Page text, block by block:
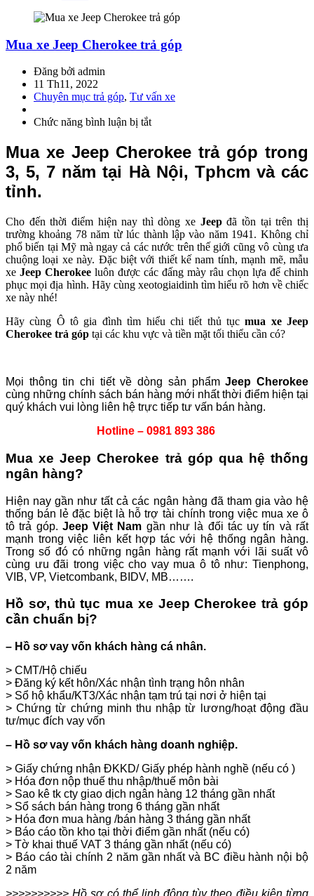
Mua xe Jeep Cherokee trả góp
Đăng bởi admin
11 Th11, 2022
Chuyên mục trả góp, Tư vấn xe
Chức năng bình luận bị tắtở
xe
Jeep
Cherokee
Mua xe Jeep Cherokee trả góp trong
3, 5, 7 năm tại Hà Nội, Tphcm và các
tỉnh.
Cho đến thời điểm hiện nay thì dòng xe Jeepđã tồn tại trên thị
trường khoảng 78 năm từ lúc thành lập vào năm 1941. Không chỉ
phổ biến tại Mỹ mà ngay cả các nước trên thế giới cũng vô cùng ưa
chuộng loại xe này. Đặc biệt với thiết kế nam tính, mạnh mẽ, mẫu
xe Jeep Cherokee luôn được các đấng mày râu chọn lựa để chinh
phục mọi địa hình. Hãy cùng xeotogiaidinh tìm hiểu rõ hơn về chiếc
xe này nhé!
Hãy cùng Ô tô gia đình tìm hiểu chi tiết thủ tụcmua xe Jeep
Cherokee trả góp tại các khu vực và tiền mặt tối thiểu cần có?
Mọi thông tin chi tiết về dòng sản phẩmJeep Cherokee
cùng những chính sách bán hàng mới nhất thời điểm hiện tại
quý khách vui lòng liên hệ trực tiếp tư vấn bán hàng.
Hotline – 0981 893 386
Mua xe Jeep Cherokee trả góp qua hệ thống
ngân hàng?
Hiện nay gần như tất cả các ngân hàng đã tham gia vào hệ
thống bán lẻ đặc biệt là hỗ trợ tài chính trong việc mua xe ô
tô trả góp. JeepViệt Nam gần như là đối tác uy tín và rất
mạnh trong việc liên kết hợp tác với hệ thống ngân hàng.
Trong số đó có những ngân hàng rất mạnh với lãi suất vô
cùng ưu đãi trong việc cho vay mua ô tô như: Tienphong,
VIB, VP, Vietcombank, BIDV, MB…….
Hồ sơ, thủ tục mua xe Jeep Cherokee trả góp
cần chuẩn bị?
– Hồ sơ vay vốn khách hàng cá nhân.
> CMT/Hộ chiếu
> Đăng ký kết hôn/Xác nhận tình trạng hôn nhân
> Sổ hộ khẩu/KT3/Xác nhận tạm trú tại nơi ở hiện tại
> Chứng từ chứng minh thu nhập từ lương/hoạt động đầu
tư/mục đích vay vốn
– Hồ sơ vay vốn khách hàng doanh nghiệp.
> Giấy chứng nhận ĐKKD/ Giấy phép hành nghề (nếu có )
> Hóa đơn nộp thuế thu nhập/thuế môn bài
> Sao kê tk cty giao dịch ngân hàng 12 tháng gần nhất
> Sổ sách bán hàng trong 6 tháng gần nhất
> Hóa đơn mua hàng /bán hàng 3 tháng gần nhất
> Báo cáo tồn kho tại thời điểm gần nhất (nếu có)
> Tờ khai thuế VAT 3 tháng gần nhất (nếu có)
> Báo cáo tài chính 2 năm gần nhất và BC điều hành nội bộ
2 năm